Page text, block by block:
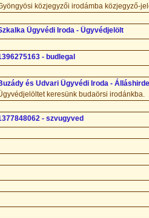
közjegyzői irodámba közjegyző-
Ügyvédi Iroda - Ügyvédjelölt
- budlegal
és Udvari Ügyvédi Iroda -
keresünk budaörsi irodánkba.
- szvugyved